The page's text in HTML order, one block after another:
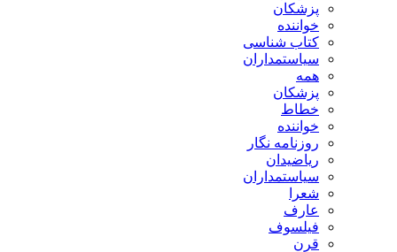
پزشکان
خواننده
کتاب شناسی
سیاستمداران
همه
پزشکان
خطاط
خواننده
روزنامه نگار
ریاضیدان
سیاستمداران
شعرا
عارف
فیلسوف
قرن